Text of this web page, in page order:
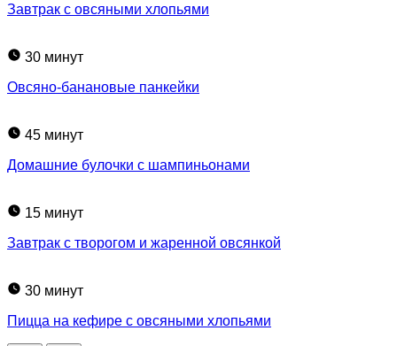
Завтрак с овсяными хлопьями
30 минут
Овсяно-банановые панкейки
45 минут
Домашние булочки с шампиньонами
15 минут
Завтрак с творогом и жаренной овсянкой
30 минут
Пицца на кефире с овсяными хлопьями